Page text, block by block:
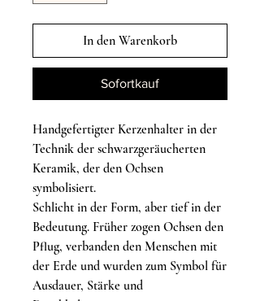
In den Warenkorb
Sofortkauf
Handgefertigter Kerzenhalter in der
Technik der schwarzgeräucherten
Keramik, der den Ochsen
symbolisiert.
Schlicht in der Form, aber tief in der
Bedeutung. Früher zogen Ochsen den
Pflug, verbanden den Menschen mit
der Erde und wurden zum Symbol für
Ausdauer, Stärke und